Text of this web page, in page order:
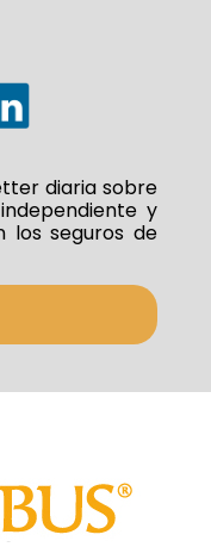
diaria sobre
y
los seguros de